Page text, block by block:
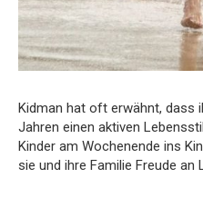
Kidman hat oft erwähnt, dass
Jahren einen aktiven
Kinder am Wochenende ins
sie und ihre Familie Freude an